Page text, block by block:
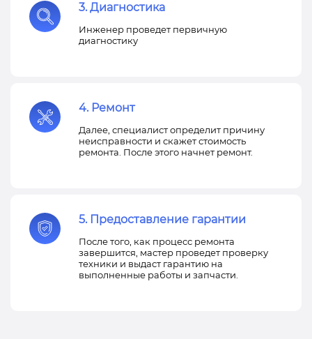
3. Диагностика
Инженер проведет первичную
диагностику
4. Ремонт
Далее, специалист определит причину
неисправности и скажет стоимость
ремонта. После этого начнет ремонт.
5. Предоставление гарантии
После того, как процесс ремонта
завершится, мастер проведет проверку
техники и выдаст гарантию на
выполненные работы и запчасти.